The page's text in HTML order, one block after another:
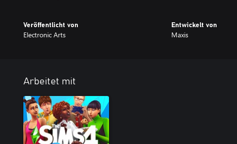
Veröffentlicht von
Electronic Arts
Entwickelt von
Maxis
Arbeitet mit